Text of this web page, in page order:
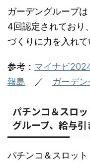
ガーデングループ
4回認定されており
づくりに力を入れて
参考： マイナビ
報島 ／ ガーデ
パチンコ＆スロ
グループ、給与
パチンコ＆スロッ